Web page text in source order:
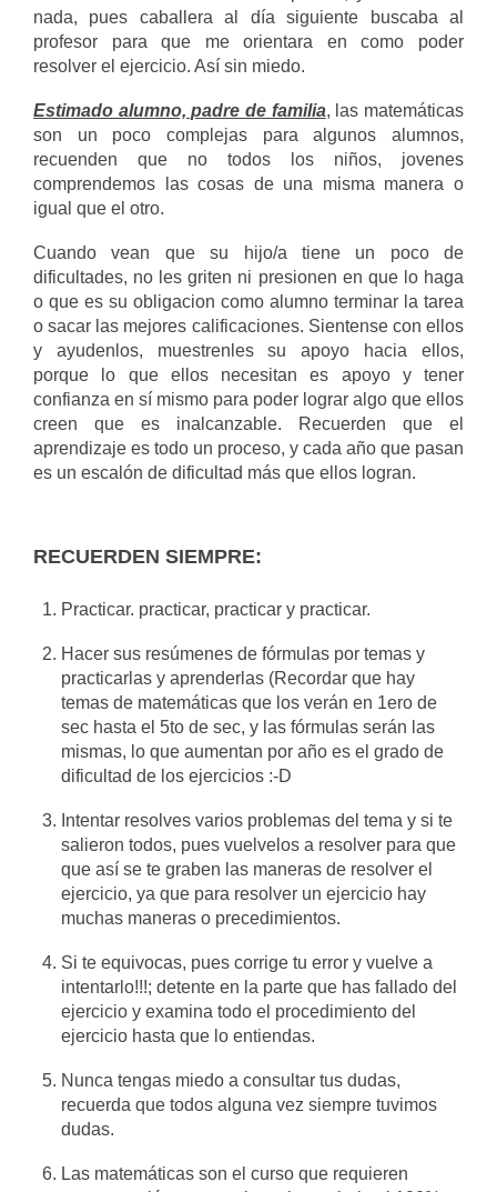
nada, pues caballera al día siguiente buscaba al
profesor para que me orientara en como poder
resolver el ejercicio. Así sin miedo.
Estimado alumno, padre de familia, las matemáticas
son un poco complejas para algunos alumnos,
recuenden que no todos los niños, jovenes
comprendemos las cosas de una misma manera o
igual que el otro.
Cuando vean que su hijo/a tiene un poco de
dificultades, no les griten ni presionen en que lo haga
o que es su obligacion como alumno terminar la tarea
o sacar las mejores calificaciones. Sientense con ellos
y ayudenlos, muestrenles su apoyo hacia ellos,
porque lo que ellos necesitan es apoyo y tener
confianza en sí mismo para poder lograr algo que ellos
creen que es inalcanzable. Recuerden que el
aprendizaje es todo un proceso, y cada año que pasan
es un escalón de dificultad más que ellos logran.
RECUERDEN SIEMPRE:
Practicar. practicar, practicar y practicar.
Hacer sus resúmenes de fórmulas por temas y
practicarlas y aprenderlas (Recordar que hay
temas de matemáticas que los verán en 1ero de
sec hasta el 5to de sec, y las fórmulas serán las
mismas, lo que aumentan por año es el grado de
dificultad de los ejercicios :-D
Intentar resolves varios problemas del tema y si te
salieron todos, pues vuelvelos a resolver para que
que así se te graben las maneras de resolver el
ejercicio, ya que para resolver un ejercicio hay
muchas maneras o precedimientos.
Si te equivocas, pues corrige tu error y vuelve a
intentarlo!!!; detente en la parte que has fallado del
ejercicio y examina todo el procedimiento del
ejercicio hasta que lo entiendas.
Nunca tengas miedo a consultar tus dudas,
recuerda que todos alguna vez siempre tuvimos
dudas.
Las matemáticas son el curso que requieren